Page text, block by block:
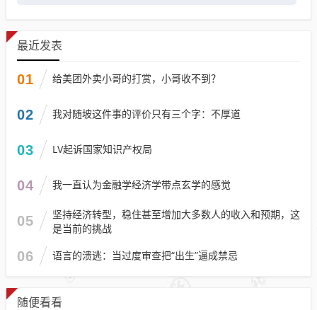
最近发表
01 给美团外卖小哥的打赏，小哥收不到？
02 我对随坡这件事的评价只有三个字：不厚道
03 LV起诉国家知识产权局
04 我一直认为金融学经济学带点玄学的感觉
05
坚持经济转型，稳住甚至增加大多数人的收入和预期，这
是当前的挑战
06 语言的溃逃：当过度审查把“出生”逼成禁忌
随便看看